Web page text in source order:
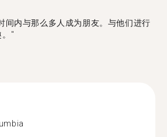
间内与那么多人成为朋友。与他们进行
。"